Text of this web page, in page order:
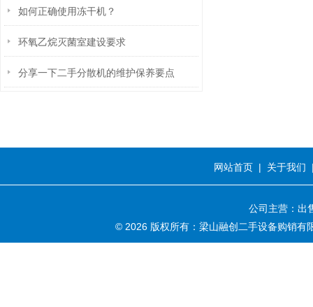
如何正确使用冻干机？
环氧乙烷灭菌室建设要求
分享一下二手分散机的维护保养要点
网站首页 | 关于我们
公司主营：出
© 2026 版权所有：梁山融创二手设备购销